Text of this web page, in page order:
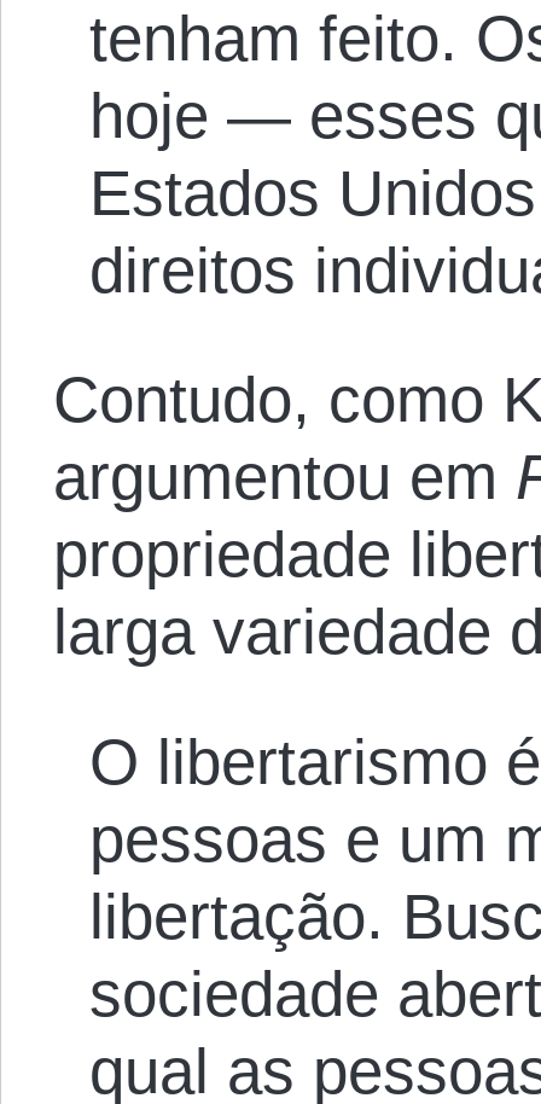
tenham feito.
hoje — esses
Estados
direitos
Contudo, como
argumentou em
propriedade
larga variedade
O libertarismo
pessoas e um
libertação.
sociedade
qual as